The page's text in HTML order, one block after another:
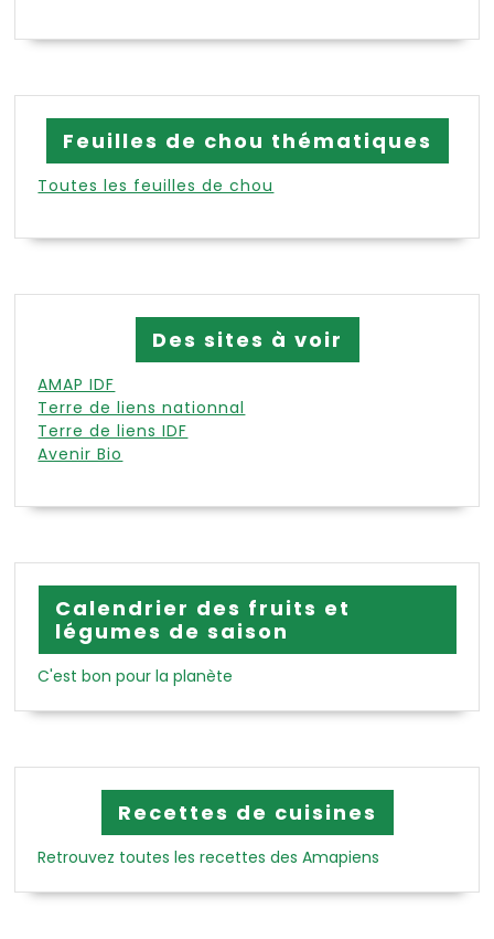
Feuilles de chou thématiques
Toutes les feuilles de chou
Des sites à voir
AMAP IDF
Terre de liens nationnal
Terre de liens IDF
Avenir Bio
Calendrier des fruits et
légumes de saison
C'est bon pour la planète
Recettes de cuisines
Retrouvez toutes les recettes des Amapiens